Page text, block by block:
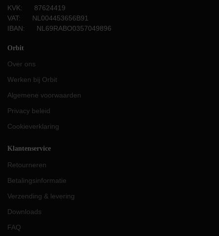
KVK: 87624419
VAT: NL004453656B91
IBAN: NL69RABO0357049896
Orbit
Over ons
Werken bij Orbit
Algemene voorwaarden
Privacy beleid
Cookieverklaring
Klantenservice
Retourneren
Betalingsinformatie
Verzending & levering
Downloads
FAQ